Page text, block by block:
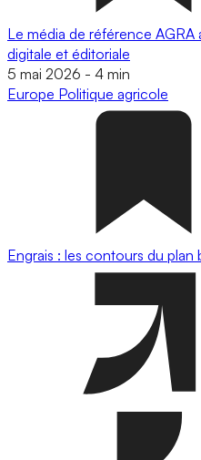
Le média de référence
digitale et éditoriale
5 mai 2026 - 4 min
Europe Politique agricole
Engrais : les contours du plan